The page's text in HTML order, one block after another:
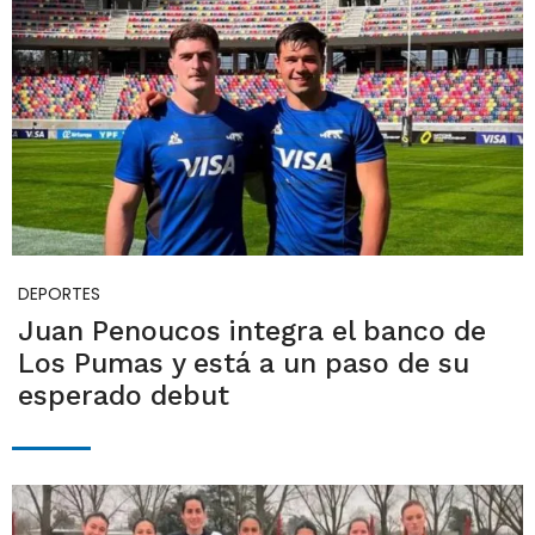
DEPORTES
Juan Penoucos integra el banco de
Los Pumas y está a un paso de su
esperado debut